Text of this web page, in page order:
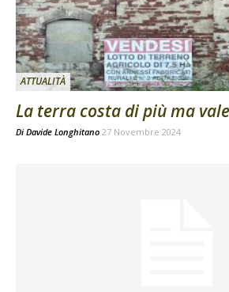
ATTUALITÀ
La terra costa di più ma
Di Davide Longhitano 27 Novembre 2024